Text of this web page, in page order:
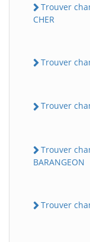
Trouver
CHER
Trouver
Trouver
Trouver
BARANGEON
Trouver